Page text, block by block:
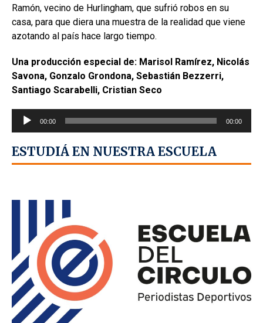
Ramón, vecino de Hurlingham, que sufrió robos en su
casa, para que diera una muestra de la realidad que viene
azotando al país hace largo tiempo.
Una producción especial de: Marisol Ramírez, Nicolás
Savona, Gonzalo Grondona, Sebastián Bezzerri,
Santiago Scarabelli, Cristian Seco
Reproductor
00:00 00:00
ESTUDIÁ EN NUESTRA ESCUELA